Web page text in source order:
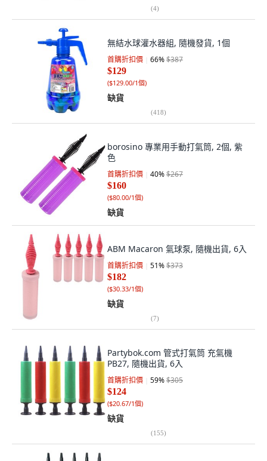
(4)
無結水球灌水器組, 隨機發貨, 1個
首購折扣價 66%$387
$129
($129.00/1個)
缺貨
(418)
borosino 專業用手動打氣筒, 2個, 紫
色
首購折扣價 40%$267
$160
($80.00/1個)
缺貨
ABM Macaron 氣球泵, 隨機出貨, 6入
首購折扣價 51%$373
$182
($30.33/1個)
缺貨
(7)
Partybok.com 管式打氣筒 充氣機
PB27, 隨機出貨, 6入
首購折扣價 59%$305
$124
($20.67/1個)
缺貨
(155)